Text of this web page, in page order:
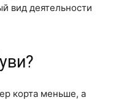
вид деятельности
корта меньше, а